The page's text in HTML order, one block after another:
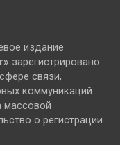
издание
зарегистрировано
связи,
коммуникаций
массовой
о регистрации